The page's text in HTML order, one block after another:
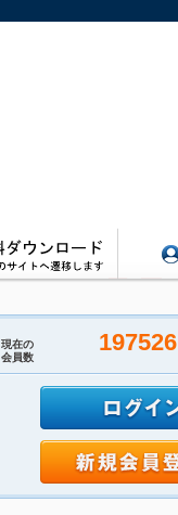
現在の
会員数
197526